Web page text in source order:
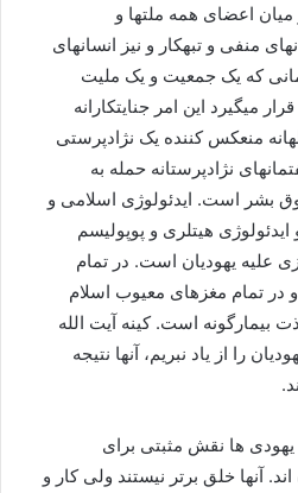
اعضای همه ملتها و
منفی و تبهکار و نیز انسانهای
که یک جمعیت و یک ملیت
میگیرد این امر جنایتکارانه
منعکس کننده یک نژادپرستی
نژادپرستانه حمله به
بشر است. ایدئولوژی اسلامی و
هیتلری و پوپولیسم
علیه یهودیان است. در تمام
تمام مغزهای معیوب اسلام
بیمارگونه است. کینه آیت الله
را از یاد نبریم، آنها نتیجه
ها نقش مثبتی برای
آنها خلق برتر نیستند ولی کار و